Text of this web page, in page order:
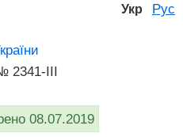
Укр Рус
2341-III
08.07.2019